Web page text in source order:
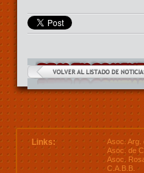
Links:
Asoc. Arg.
Asoc. de
Asoc.
C.A.B.B.